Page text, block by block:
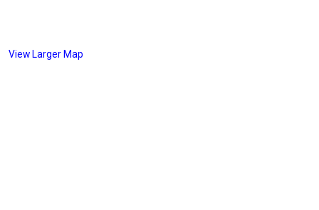
View Larger Map